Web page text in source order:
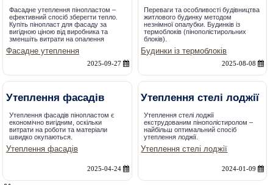
Фасадне утеплення пінопластом –
ефективний спосіб зберегти тепло.
Купіть пінопласт для фасаду за
вигідною ціною від виробника та
зменшіть витрати на опалення
Фасадне утеплення
2025-09-27
Переваги та особливості будівництва
житлового будинку методом
незнімної опалубки. Будинків із
термоблоків (пінополістирольних
блоків).
Будинки із термоблоків
2025-08-08
Утеплення фасадів
Утеплення фасадів пінопластом є
економічно вигідним, оскільки
витрати на роботи та матеріали
швидко окупаються.
Утеплення фасадів
2025-04-24
Утеплення стелі лоджії
Утеплення стелі лоджії
екструдованим пінополістиролом –
найбільш оптимальний спосіб
утеплення лоджії.
Утеплення стелі лоджії
2024-01-09